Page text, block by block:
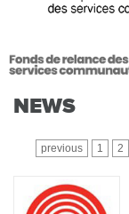
NEWS
previous 1 2